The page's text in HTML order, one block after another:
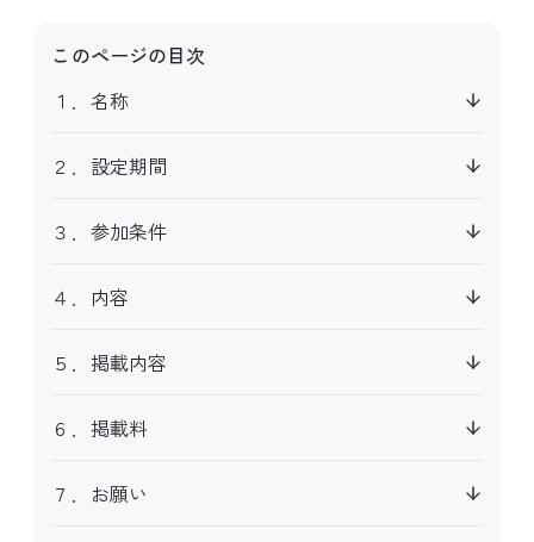
このページの目次
１．名称
２．設定期間
３．参加条件
４．内容
５．掲載内容
６．掲載料
７．お願い